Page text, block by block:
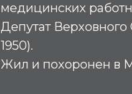
медицинских
Депутат Верховного
1950).
Жил и похоронен в